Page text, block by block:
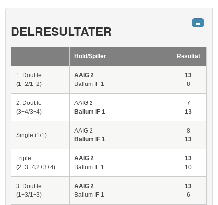
DELRESULTATER
Hold/Spiller Resultat
1. Double
(1+2/1+2)
AAIG 2
Ballum IF 1
13
8
2. Double
(3+4/3+4)
AAIG 2
Ballum IF 1
7
13
Single (1/1)
AAIG 2
Ballum IF 1
8
13
Triple
(2+3+4/2+3+4)
AAIG 2
Ballum IF 1
13
10
3. Double
(1+3/1+3)
AAIG 2
Ballum IF 1
13
6